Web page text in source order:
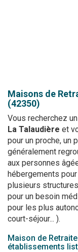
Maisons de
(42350)
Vous recherchez un
La Talaudière et
pour un proche, un
généralement
aux personnes
hébergements
plusieurs
pour un besoin
pour les plus
court-séjour... ).
Maison de
établissements